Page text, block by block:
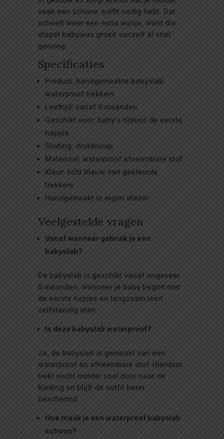
vaak een schone outfit nodig hebt. Dat
scheelt weer een extra wasje, want die
stapel babywas groeit vanzelf al snel
genoeg.
Specificaties
Product: handgemaakte babyslab
waterproof trekkers
Leeftijd: vanaf 6 maanden
Geschikt voor: baby's tijdens de eerste
hapjes
Sluiting: drukknoop
Materiaal: waterproof afneembare stof
Kleur: licht blauw met gekleurde
trekkers
Handgemaakt in eigen atelier
Veelgestelde vragen
Vanaf wanneer gebruik je een
babyslab?
De babyslab is geschikt vanaf ongeveer
6 maanden, wanneer je baby begint met
de eerste hapjes en langzaam leert
zelfstandig eten.
Is deze babyslab waterproof?
Ja, de babyslab is gemaakt van een
waterproof en afneembare stof. Hierdoor
trekt vocht minder snel door naar de
kleding en blijft de outfit beter
beschermd.
Hoe maak je een waterproof babyslab
schoon?